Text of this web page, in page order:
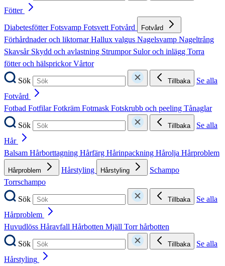
Fötter
DiabetesfötterFotsvamp FotsvettFotvård Fotvård
Förhårdnader och liktornarHallux valgus Nagelsvamp Nageltrång
Skavsår Skydd och avlastning Strumpor Sulor och inlägg Torra
fötter och hälsprickorVårtor
Sök
Tillbaka
Se alla
Fotvård
Fotbad FotfilarFotkräm Fotmask Fotskrubb och peeling Tånaglar
Sök
Tillbaka
Se alla
Hår
Balsam Hårborttagning Hårfärg Hårinpackning Hårolja Hårproblem
Hårproblem Hårstyling Hårstyling
Schampo
Torrschampo
Sök
Tillbaka
Se alla
Hårproblem
Huvudlöss Håravfall Hårbotten Mjäll Torr hårbotten
Sök
Tillbaka
Se alla
Hårstyling